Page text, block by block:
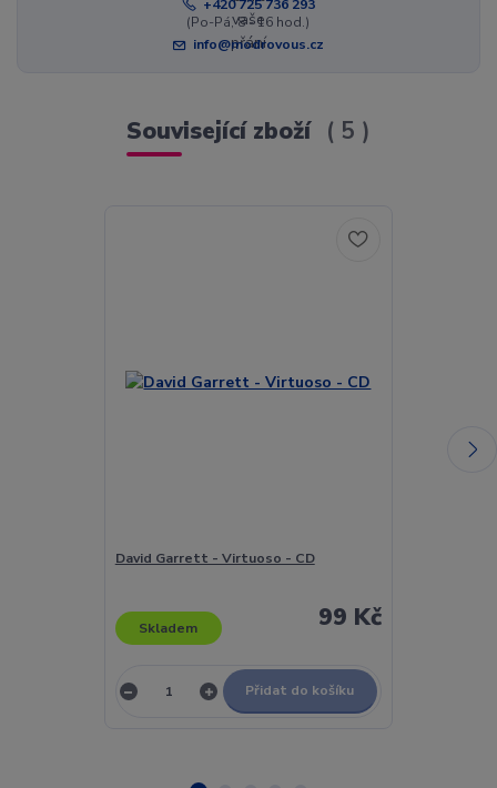
+420 725 736 293
(Po-Pá, 8 - 16 hod.)
info@modrovous.cz
Související zboží 5
David Garrett - Virtuoso - CD
99 Kč
Skladem
Přidat do košíku